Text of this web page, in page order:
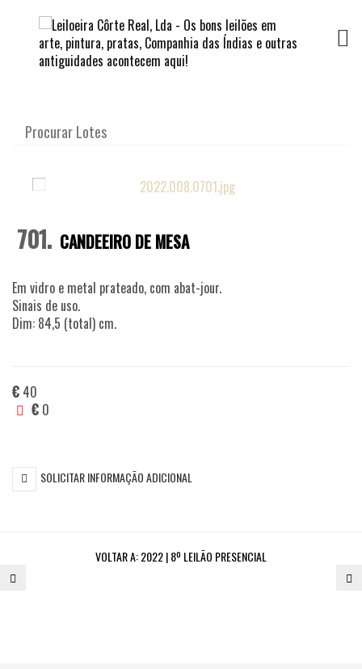
701. CANDEEIRO DE MESA
Em vidro e metal prateado, com abat-jour.
Sinais de uso.
Dim: 84,5 (total) cm.
€ 40
€ 0
SOLICITAR INFORMAÇÃO ADICIONAL
VOLTAR A:2022 | 8º LEILÃO PRESENCIAL